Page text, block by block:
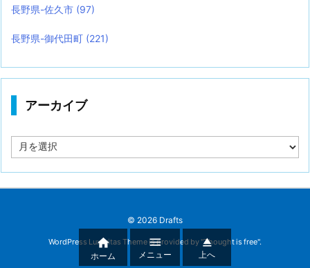
長野県-佐久市 (97)
長野県-御代田町 (221)
アーカイブ
ー
© 2026 Drafts
WordPress Luxeritas Theme is provided by "Thought is free".

ホーム

メニュー

上へ